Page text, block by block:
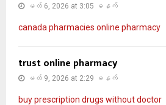
မတ် 6, 2026 at 3:05 မနက်
canada pharmacies online pharmacy
trust online pharmacy
မတ် 9, 2026 at 2:29 မနက်
buy prescription drugs without doctor